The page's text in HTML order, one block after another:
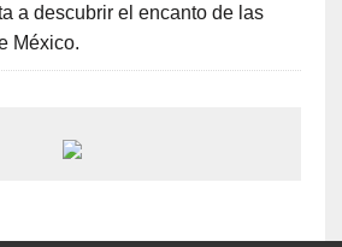
a descubrir el encanto de las
México.